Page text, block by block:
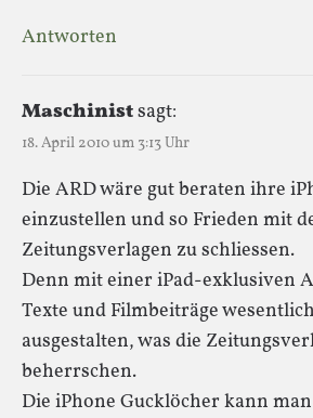
Antworten
Maschinistsagt:
18. April 2010 um 3:13 Uhr
Die ARD wäre gut beraten ihre
einzustellen und so Frieden mit
Zeitungsverlagen zu schliessen.
Denn mit einer iPad-exklusiven
Texte und Filmbeiträge
ausgestalten, was die
beherrschen.
Die iPhone Gucklöcher kann